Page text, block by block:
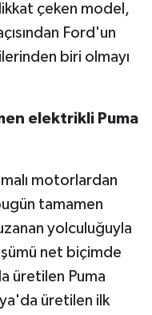
çeken model,
Ford'un
biri olmayı
elektrikli Puma
motorlardan
tamamen
yolculuğuyla
net biçimde
üretilen Puma
üretilen ilk